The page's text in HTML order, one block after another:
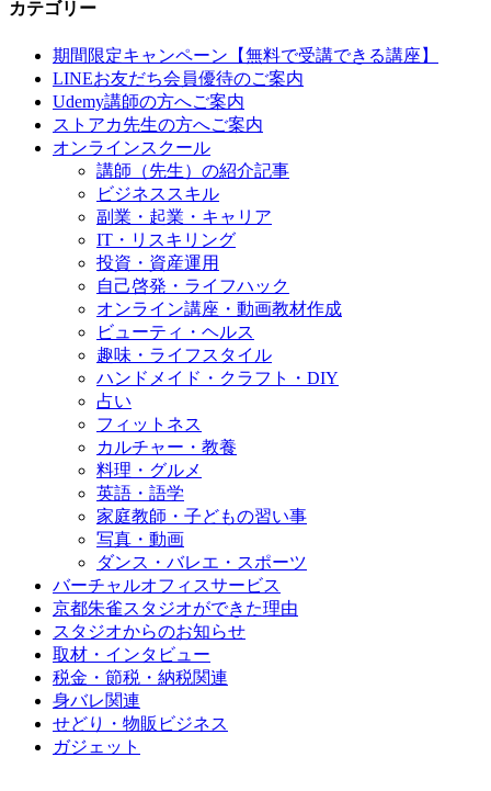
カテゴリー
期間限定キャンペーン【無料で受講できる講座】
LINEお友だち会員優待のご案内
Udemy講師の方へご案内
ストアカ先生の方へご案内
オンラインスクール
講師（先生）の紹介記事
ビジネススキル
副業・起業・キャリア
IT・リスキリング
投資・資産運用
自己啓発・ライフハック
オンライン講座・動画教材作成
ビューティ・ヘルス
趣味・ライフスタイル
ハンドメイド・クラフト・DIY
占い
フィットネス
カルチャー・教養
料理・グルメ
英語・語学
家庭教師・子どもの習い事
写真・動画
ダンス・バレエ・スポーツ
バーチャルオフィスサービス
京都朱雀スタジオができた理由
スタジオからのお知らせ
取材・インタビュー
税金・節税・納税関連
身バレ関連
せどり・物販ビジネス
ガジェット